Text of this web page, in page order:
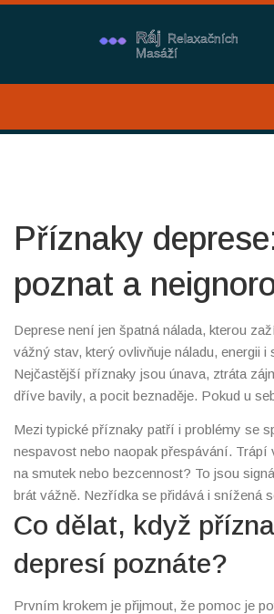
Příznaky
poznat a
Deprese není jen špatná nálada, kterou
vážný stav, který ovlivňuje náladu, energii
Nejčastější příznaky jsou únava, ztráta
dříve bavily, a pocit beznaděje. Pokud u
začátek deprese.
Mezi typické příznaky patří i problémy se
nespavost nebo naopak přespávání. Trápí
na smutek nebo bezcennost? To jsou
brát vážně. Nezřídka se přidává i snížená
soustředění nebo neustálá únava bez
lidé navíc mívají i tělesné projevy, jako
krkem.
Co dělat, když
depresí poznáte?
Prvním krokem je přijmout, že pomoc je